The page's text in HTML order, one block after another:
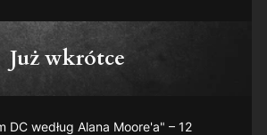
Już wkrótce
DC według Alana Moore'a" – 12